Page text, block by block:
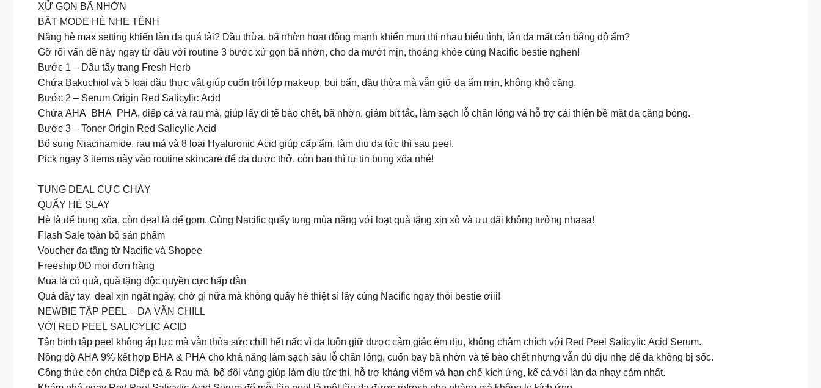
XỬ GỌN BÃ NHỜN
BẬT MODE HÈ NHẸ TÊNH
️Nắng hè max setting khiến làn da quá tải? Dầu thừa, bã nhờn hoạt động mạnh khiến mụn thi nhau biểu tình, làn da mất cân bằng độ ẩm?
Gỡ rối vấn đề này ngay từ đầu với routine 3 bước xử gọn bã nhờn, cho da mướt mịn, thoáng khỏe cùng Nacific bestie nghen!
Bước 1 – Dầu tẩy trang Fresh Herb
Chứa Bakuchiol và 5 loại dầu thực vật giúp cuốn trôi lớp makeup, bụi bẩn, dầu thừa mà vẫn giữ da ẩm mịn, không khô căng.
Bước 2 – Serum Origin Red Salicylic Acid
Chứa AHA BHA PHA, diếp cá và rau má, giúp lấy đi tế bào chết, bã nhờn, giảm bít tắc, làm sạch lỗ chân lông và hỗ trợ cải thiện bề mặt da căng bóng.
Bước 3 – Toner Origin Red Salicylic Acid
Bổ sung Niacinamide, rau má và 8 loại Hyaluronic Acid giúp cấp ẩm, làm dịu da tức thì sau peel.
Pick ngay 3 items này vào routine skincare để da được thở, còn bạn thì tự tin bung xõa nhé!
TUNG DEAL CỰC CHÁY
QUẨY HÈ SLAY️
Hè là để bung xõa, còn deal là để gom. Cùng Nacific quẩy tung mùa nắng với loạt quà tặng xịn xò và ưu đãi không tưởng nhaaa!
Flash Sale toàn bộ sản phẩm
Voucher đa tầng từ Nacific và Shopee
️Freeship 0Đ mọi đơn hàng
Mua là có quà, quà tặng độc quyền cực hấp dẫn
Quà đầy tay deal xịn ngất ngây, chờ gì nữa mà không quẩy hè thiệt sì lây cùng Nacific ngay thôi bestie ơiii!
NEWBIE TẬP PEEL – DA VẪN CHILL
VỚI RED PEEL SALICYLIC ACID
Tân binh tập peel không áp lực mà vẫn thỏa sức chill hết nấc vì da luôn giữ được cảm giác êm dịu, không châm chích với Red Peel Salicylic Acid Serum.
Nồng độ AHA 9% kết hợp BHA & PHA cho khả năng làm sạch sâu lỗ chân lông, cuốn bay bã nhờn và tế bào chết nhưng vẫn đủ dịu nhẹ để da không bị sốc.
Công thức còn chứa Diếp cá & Rau má bộ đôi vàng giúp làm dịu tức thì, hỗ trợ kháng viêm và hạn chế kích ứng, kể cả với làn da nhạy cảm nhất.